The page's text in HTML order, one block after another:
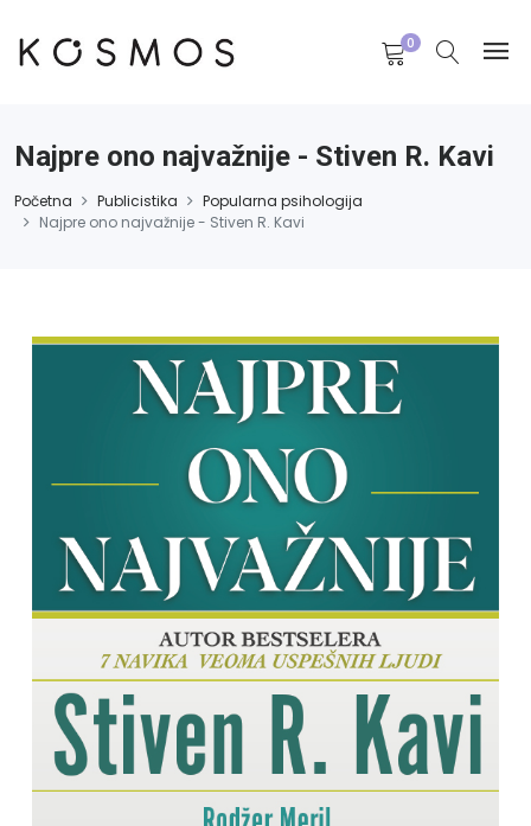
0
Najpre ono najvažnije - Stiven R. Kavi
Početna Publicistika
Popularna psihologija
Najpre ono najvažnije - Stiven R. Kavi